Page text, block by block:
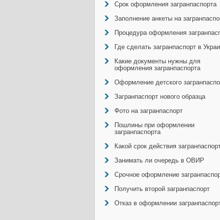
Срок оформления загранпаспорта
Заполнение анкеты на
Процедура оформления
Где сделать загранпаспорт в
Какие документы нужны для
оформления загранпаспорта
Оформление детского
Загранпаспорт нового образца
Фото на загранпаспорт
Пошлины при оформлении
загранпаспорта
Какой срок действия
Занимать ли очередь в ОВИР
Срочное оформление
Получить второй загранпаспорт
Отказ в оформлении